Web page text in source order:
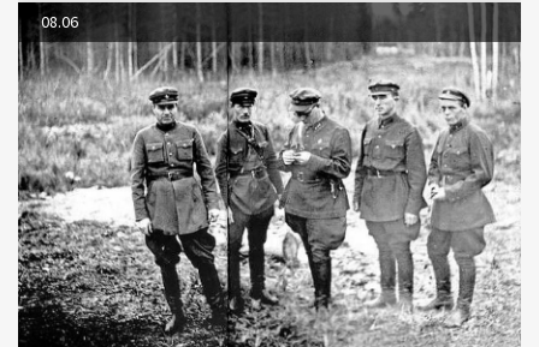
08.06